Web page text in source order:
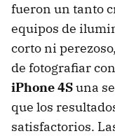
fueron un tanto
equipos de
corto ni
de fotografiar
iPhone 4Suna
que los
satisfactorios.